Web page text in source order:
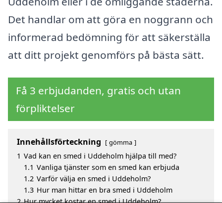
Det handlar om att göra en noggrann och
informerad bedömning för att säkerställa
att ditt projekt genomförs på bästa sätt.
Få 3 erbjudanden, gratis och utan
förpliktelser
Innehållsförteckning gömma
1 Vad kan en smed i Uddeholm hjälpa till med?
1.1 Vanliga tjänster som en smed kan erbjuda
1.2 Varför välja en smed i Uddeholm?
1.3 Hur man hittar en bra smed i Uddeholm
2 Hur mycket kostar en smed i Uddeholm?